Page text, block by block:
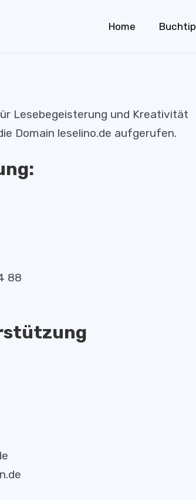
Home Buchtip
Lesebegeisterung und Kreativität
Domain leselino.de aufgerufen.
88